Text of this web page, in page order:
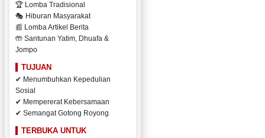
🏆 Lomba Tradisional
🎭 Hiburan Masyarakat
📰 Lomba Artikel Berita
🤲 Santunan Yatim, Dhuafa &
Jompo
TUJUAN
✔ Menumbuhkan Kepedulian
Sosial
✔ Mempererat Kebersamaan
✔ Semangat Gotong Royong
TERBUKA UNTUK